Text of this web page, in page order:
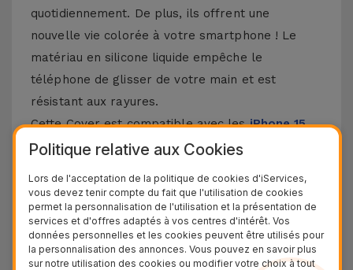
quotidiennement. De plus, ils offrent une
nouvelle vie colorée à votre smartphone ! Le
matériau en silicone liquide empêche le
téléphone de glisser de votre main et est
résistant aux rayures.
Cette Cover est compatible avec lesiPhone 15,
14, 13, 12, entre autres, ainsi qu'avec le modèle le
Protection à 3 couches avec coques en
silicone
Nos coques en silicone pour iPhone ont une
Politique relative aux Cookies
Lors de l'acceptation de la politique de cookies d'iServices,
vous devez tenir compte du fait que l'utilisation de cookies
permet la personnalisation de l'utilisation et la présentation de
services et d'offres adaptés à vos centres d'intérêt. Vos
données personnelles et les cookies peuvent être utilisés pour
la personnalisation des annonces. Vous pouvez en savoir plus
sur notre utilisation des cookies ou modifier votre choix à tout